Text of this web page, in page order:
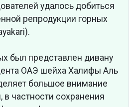
удалось добиться
репродукции горных
был представлен дивану
ОАЭ шейха Халифы Аль
большое внимание
частности сохранения